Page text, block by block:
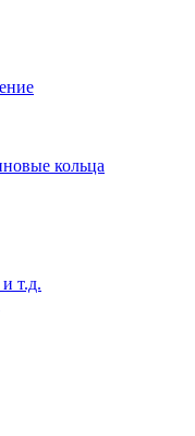
кольца
т.д.